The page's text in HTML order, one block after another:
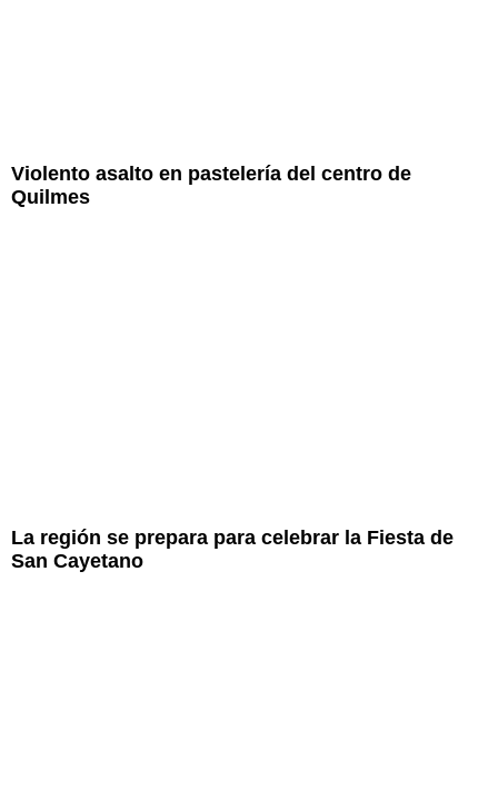
Violento asalto en pastelería del centro de
Quilmes
La región se prepara para celebrar la Fiesta de
San Cayetano